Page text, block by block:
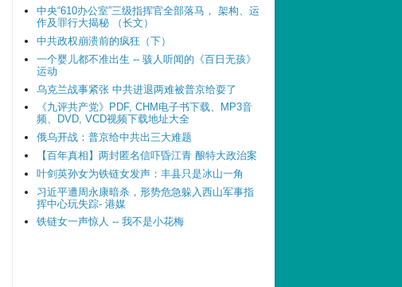
中央“610办公室”三级指挥官全部落马， 架构、运
作及罪行大揭秘 （长文）
中共政权崩溃前的疯狂（下）
一个婴儿都不准出生 -- 骇人听闻的《百日无孩》
运动
乌克兰战事紧张 中共进退两难被普京给耍了
《九评共产党》PDF, CHM电子书下载、MP3音
频、DVD, VCD视频下载地址大全
俄乌开战：普京给中共出三大难题
【百年真相】两封匿名信吓昏江青 酿特大政治案
叶剑英孙女为铁链女发声：丰县只是冰山一角
习近平遭周永康暗杀，形势危急躲入西山军事指
挥中心玩失踪- 港媒
铁链女一声惊人 -- 我不是小花梅